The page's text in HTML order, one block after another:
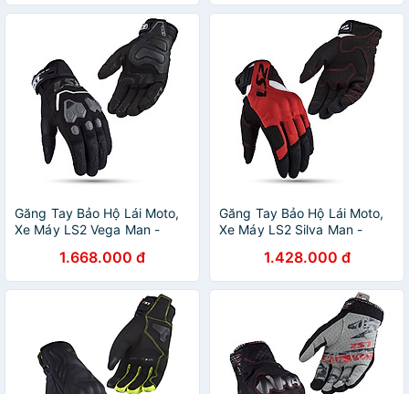
Găng Tay Bảo Hộ Lái Moto,
Xe Máy LS2 Vega Man -
1.668.000 đ
Găng Tay Bảo Hộ Lái Moto,
Xe Máy LS2 Silva Man -
1.428.000 đ